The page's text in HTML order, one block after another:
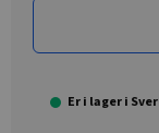
Er i lager i